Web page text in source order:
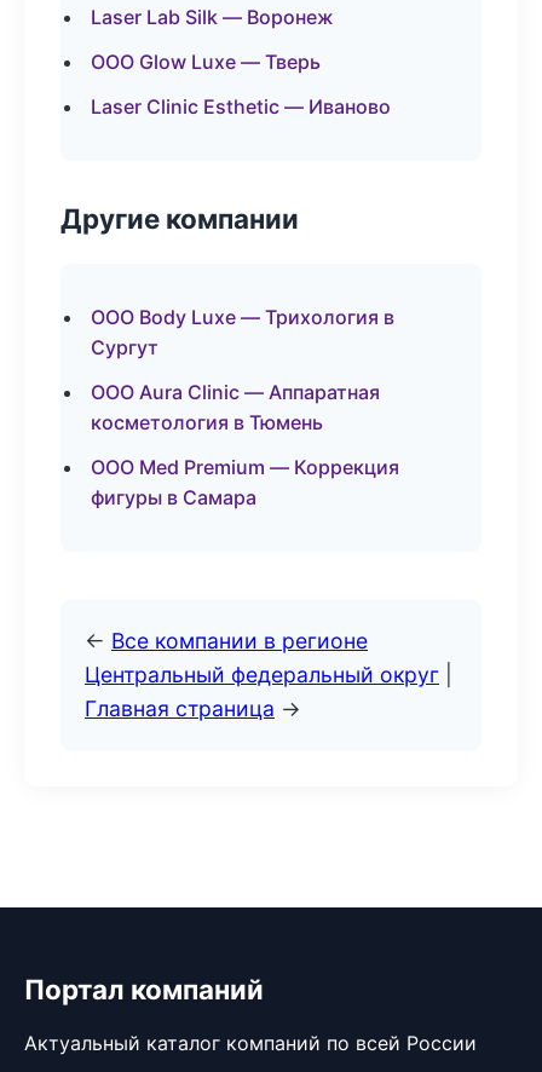
Laser Lab Silk — Воронеж
ООО Glow Luxe — Тверь
Laser Clinic Esthetic — Иваново
Другие компании
ООО Body Luxe — Трихология в
Сургут
ООО Aura Clinic — Аппаратная
косметология в Тюмень
ООО Med Premium — Коррекция
фигуры в Самара
← Все компании в регионе
Центральный федеральный округ
Главная страница →
Портал компаний
Актуальный каталог компаний по всей России